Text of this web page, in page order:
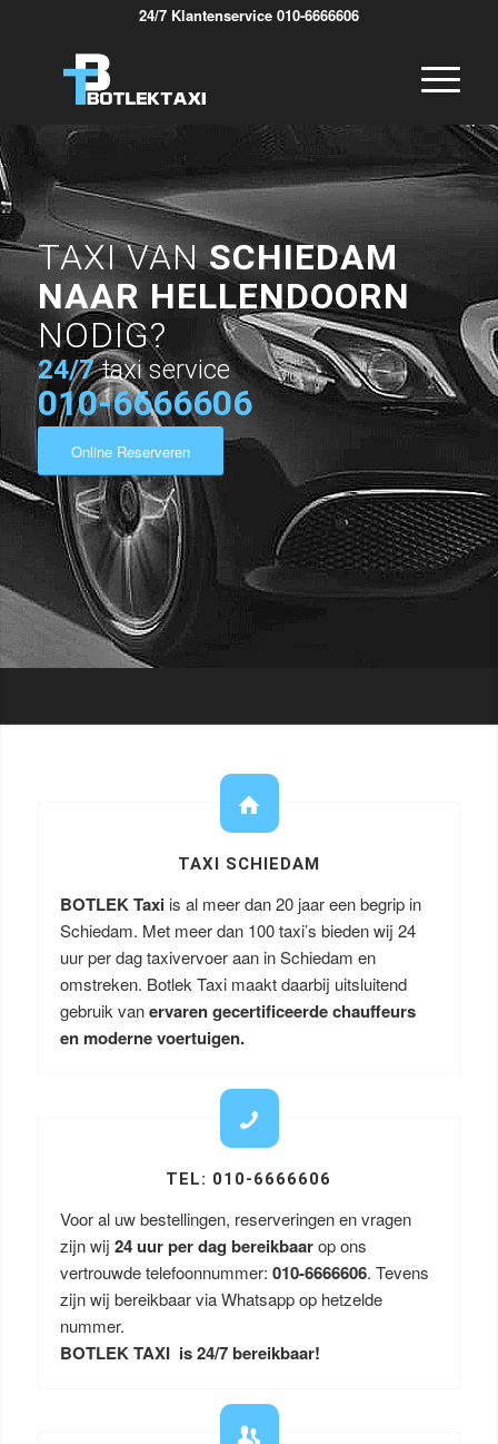
24/7 Klantenservice 010-6666606
TAXI VANSCHIEDAM
NAAR HELLENDOORN
NODIG?
24/7 taxi service
010-6666606
Online Reserveren
TAXI SCHIEDAM
BOTLEK Taxi is al meer dan 20 jaar een begrip in
Schiedam. Met meer dan 100 taxi’s bieden wij 24
uur per dag taxivervoer aan in Schiedam en
omstreken. Botlek Taxi maakt daarbij uitsluitend
gebruik vanervaren gecertificeerde chauffeurs
en moderne voertuigen.
TEL: 010-6666606
Voor al uw bestellingen, reserveringen en vragen
zijn wij 24 uur per dag bereikbaarop ons
vertrouwde telefoonnummer: 010-6666606. Tevens
zijn wij bereikbaar via Whatsapp op hetzelde
nummer.
BOTLEK TAXI is 24/7 bereikbaar!